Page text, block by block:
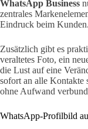
WhatsApp Business
zentrales
Eindruck beim Kunden.
Zusätzlich gibt es
veraltetes Foto, ein
die Lust auf eine
sofort an alle Kontakte
ohne Aufwand
WhatsApp-Profilbild